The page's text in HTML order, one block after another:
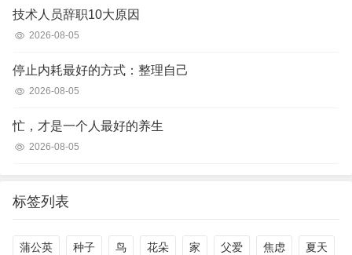
技术人员辞职10大原因
2026-08-05
停止内耗最好的方式：整理自己
2026-08-05
忙，才是一个人最好的养生
2026-08-05
标签列表
蒲公英 种子 鸟 花朵 家 父爱 焦虑 夏天